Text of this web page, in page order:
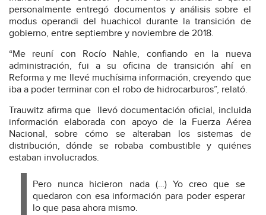
personalmente entregó documentos y análisis sobre el
modus operandi del huachicol durante la transición de
gobierno, entre septiembre y noviembre de 2018.
“Me reuní con Rocío Nahle, confiando en la nueva
administración, fui a su oficina de transición ahí en
Reforma y me llevé muchísima información, creyendo que
iba a poder terminar con el robo de hidrocarburos”, relató.
Trauwitz afirma que llevó documentación oficial, incluida
información elaborada con apoyo de la Fuerza Aérea
Nacional, sobre cómo se alteraban los sistemas de
distribución, dónde se robaba combustible y quiénes
estaban involucrados.
Pero nunca hicieron nada (…) Yo creo que se
quedaron con esa información para poder esperar
lo que pasa ahora mismo.